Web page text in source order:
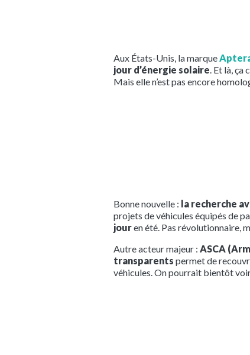
Aux États-Unis, la marque
jour d’énergie solaire . Et là,
Mais elle n’est pas encore
Bonne nouvelle : la recherche
projets de véhicules équipés de
jouren été. Pas révolutionnaire,
Autre acteur majeur : ASCA
transparents permet de
véhicules. On pourrait bientôt